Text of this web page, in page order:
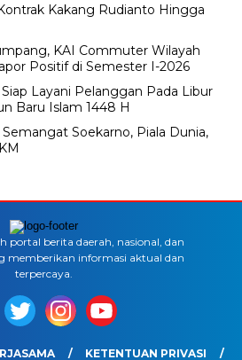
Kakang Rudianto Hingga
KAI Commuter Wilayah
Positif di Semester I-2026
Layani Pelanggan Pada Libur
Baru Islam 1448 H
Soekarno, Piala Dunia,
portal berita daerah, nasional, dan
memberikan informasi aktual dan
terpercaya.
KETENTUAN PRIVASI